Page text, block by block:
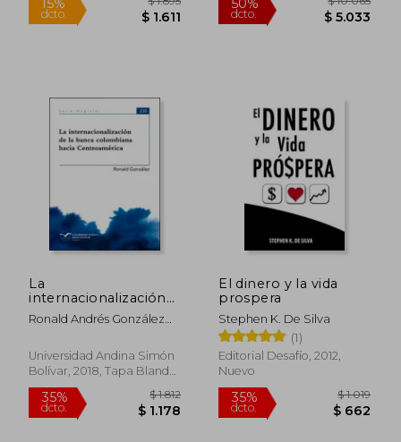
15%
dcto.
$ 1.895
$ 1.611
50%
dcto. $
La
internacionalización
de la banca
colombiana hacia
Ronald Andrés González
Universidad Andina Simón
Bolívar, 2018, Tapa Blanda,
Nuevo
El dinero y la vida
prospera
Stephen K. De Silva
(1)
Editorial Desafío, 2012,
Nuevo